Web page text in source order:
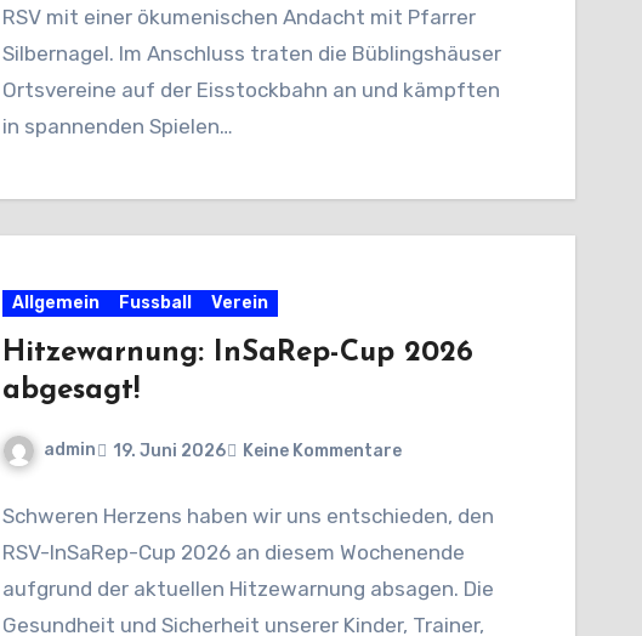
RSV mit einer ökumenischen Andacht mit Pfarrer
Silbernagel. Im Anschluss traten die Büblingshäuser
Ortsvereine auf der Eisstockbahn an und kämpften
in spannenden Spielen…
Allgemein Fussball Verein
Hitzewarnung: InSaRep-Cup 2026
abgesagt!
admin 19. Juni 2026 Keine Kommentare
Schweren Herzens haben wir uns entschieden, den
RSV-InSaRep-Cup 2026 an diesem Wochenende
aufgrund der aktuellen Hitzewarnung absagen. Die
Gesundheit und Sicherheit unserer Kinder, Trainer,